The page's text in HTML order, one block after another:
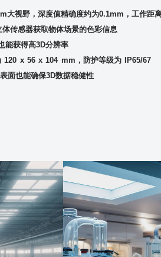
大视野，深度值精确度约为0.1mm，工作距
体传感器获取物体场景的色彩信息
能获得高3D分辨率
120 x 56 x 104 mm，防护等级为 IP65/67
面也能确保3D数据稳健性